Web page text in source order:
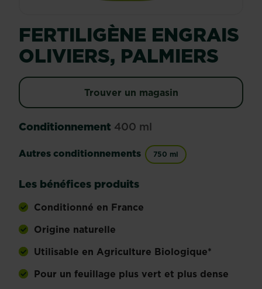
FERTILIGÈNE ENGRAIS
OLIVIERS, PALMIERS
Trouver un magasin
Conditionnement 400 ml
Autres conditionnements 750 ml
Les bénéfices produits
Conditionné en France
Origine naturelle
Utilisable en Agriculture Biologique*
Pour un feuillage plus vert et plus dense